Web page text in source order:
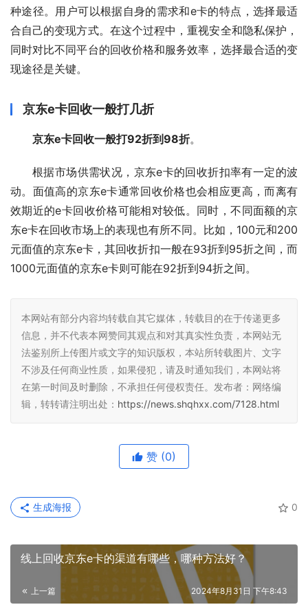
种途径。用户可以根据自身的需求和e卡的特点，选择最适
合自己的变现方式。在这个过程中，重视安全和隐私保护，
同时对比不同平台的回收价格和服务效率，选择最合适的变
现途径是关键。
京东e卡回收一般打几折
京东e卡回收一般打92折到98折。
根据市场供需状况，京东e卡的回收折扣率有一定的波
动。面值高的京东e卡通常回收价格也会相应更高，而离有
效期近的e卡回收价格可能相对较低。同时，不同面额的京
东e卡在回收市场上的表现也有所不同。比如，100元和200
元面值的京东e卡，其回收折扣一般在93折到95折之间，而
1000元面值的京东e卡则可能在92折到94折之间。
本网站有部分内容均转载自其它媒体，转载目的在于传递更多
信息，并不代表本网赞同其观点和对其真实性负责，本网站无
法鉴别所上传图片或文字的知识版权，本站所转载图片、文字
不涉及任何商业性质，如果侵犯，请及时通知我们，本网站将
在第一时间及时删除，不承担任何侵权责任。发布者：网络编
辑，转转请注明出处： https://news.shqhxx.com/7128.html
赞 (0)
0
生成海报
线上回收京东e卡的渠道有哪些，哪种方法好？
上一篇 2024年8月31日 下午8:43